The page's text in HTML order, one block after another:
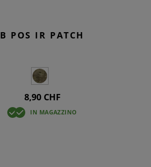
B POS IR PATCH
8,90 CHF
IN MAGAZZINO